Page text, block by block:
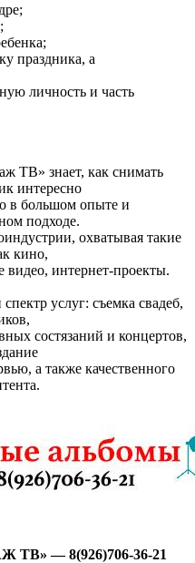
праздника, а
личность и часть
ТВ» знает, как снимать
интересно
в большом опыте и
подходе.
охватывая такие
кино,
видео, интернет-проекты.
услуг: съемка свадеб,
состязаний и концертов,
а также качественного
— 8(926)706-36-21